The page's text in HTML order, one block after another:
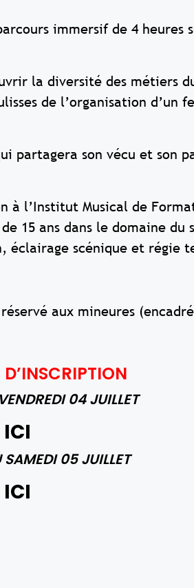
immersif de 4 heures
la diversité des métiers
de l’organisation d’un
partagera son vécu et son
à l’Institut Musical de
15 ans dans le domaine
éclairage scénique et régie
aux mineures
04 JUILLET
ICI
SAMEDI 05 JUILLET
ICI